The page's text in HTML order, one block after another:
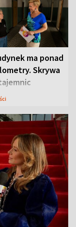
ma ponad
Skrywa